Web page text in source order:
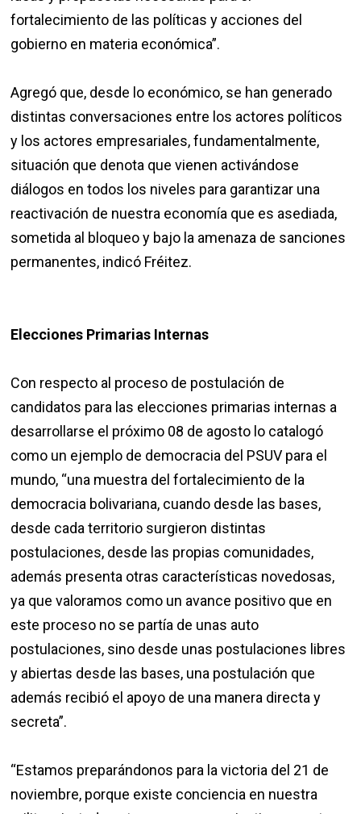
fortalecimiento de las políticas y acciones del
gobierno en materia económica”.
Agregó que, desde lo económico, se han generado
distintas conversaciones entre los actores políticos
y los actores empresariales, fundamentalmente,
situación que denota que vienen activándose
diálogos en todos los niveles para garantizar una
reactivación de nuestra economía que es asediada,
sometida al bloqueo y bajo la amenaza de sanciones
permanentes, indicó Fréitez.
Elecciones Primarias Internas
Con respecto al proceso de postulación de
candidatos para las elecciones primarias internas a
desarrollarse el próximo 08 de agosto lo catalogó
como un ejemplo de democracia del PSUV para el
mundo, “una muestra del fortalecimiento de la
democracia bolivariana, cuando desde las bases,
desde cada territorio surgieron distintas
postulaciones, desde las propias comunidades,
además presenta otras características novedosas,
ya que valoramos como un avance positivo que en
este proceso no se partía de unas auto
postulaciones, sino desde unas postulaciones libres
y abiertas desde las bases, una postulación que
además recibió el apoyo de una manera directa y
secreta”.
“Estamos preparándonos para la victoria del 21 de
noviembre, porque existe conciencia en nuestra